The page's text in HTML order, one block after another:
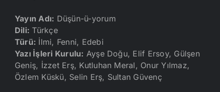
Yayın Adı: Düşün-ü-yorum
Dili: Türkçe
Türü: İlmi, Fenni, Edebi
Yazı İşleri Kurulu: Ayşe Doğu, Elif Ersoy, Gülşen
Geniş, İzzet Erş, Kutluhan Meral, Onur Yılmaz,
Özlem Küskü, Selin Erş, Sultan Güvenç